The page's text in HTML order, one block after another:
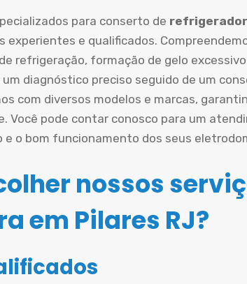
para conserto de
experientes e qualificados.
refrigeração, formação de gelo
diagnóstico preciso seguido de um
com diversos modelos e marcas,
pode contar conosco para um
e o bom funcionamento dos seus
nossos
em Pilares RJ?